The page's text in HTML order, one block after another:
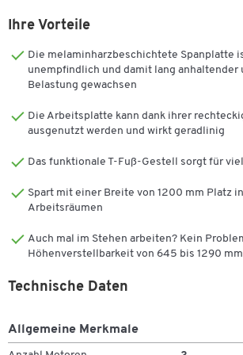
Farbtöne mehr zur Geltung kommen dürfen.
wackelfreier Halt – dafür bürgt das
Gestell in T-Fuß-Form mit
Höhenverstellung im Intervall von 645 bis 1290
Sie den Tisch reziprok im Stehen und Sitzen.
Leistungsfähigkeit merklich. Kaum lauter als
fallen Ihren Tischnachbarn kaum auf. Bewegen
der Tischplatte befestigt ist.
Kantenschutz: 2 mm Kunststoffumleimer
Plattenstärke: 25 mm
Ihre Vorteile
Die melaminharzbeschichtete Spanplatte
unempfindlich und damit lang anhaltender
Belastung gewachsen
Die Arbeitsplatte kann dank ihrer
ausgenutzt werden und wirkt geradlinig
Das funktionale T-Fuß-Gestell sorgt für
Spart mit einer Breite von 1200 mm Platz
Arbeitsräumen
Auch mal im Stehen arbeiten? Kein
Höhenverstellbarkeit von 645 bis 1290 mm
Technische Daten
Allgemeine Merkmale